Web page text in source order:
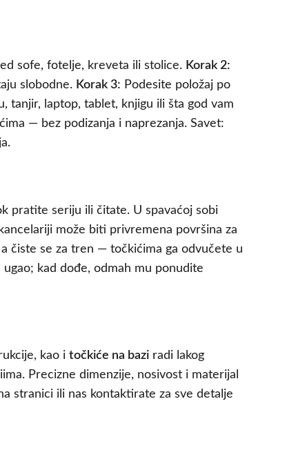
sofe, fotelje, kreveta ili stolice. Korak 2:
slobodne. Korak 3: Podesite položaj po
tanjir, laptop, tablet, knjigu ili šta god vam
— bez podizanja i naprezanja. Savet:
pratite seriju ili čitate. U spavaćoj sobi
može biti privremena površina za
čiste se za tren — točkićima ga odvučete u
kad dođe, odmah mu ponudite
kao i točkiće na bazi radi lakog
Precizne dimenzije, nosivost i materijal
stranici ili nas kontaktirate za sve detalje